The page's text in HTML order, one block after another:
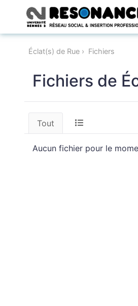
Éclat(s) de Rue Fichiers
Fichiers de
Tout
Aucun fichier pour le